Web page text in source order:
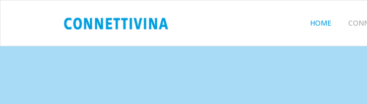
HOME